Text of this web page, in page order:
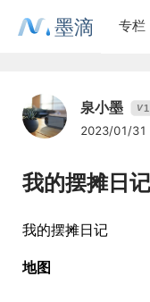
墨滴 专栏
泉小墨 V1
2023/01/31
我的摆摊日记
我的摆摊日记
地图